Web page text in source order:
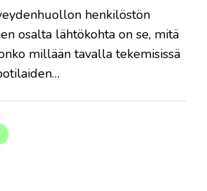
henkilöstön
osalta lähtökohta on se, mitä
millään tavalla tekemisissä